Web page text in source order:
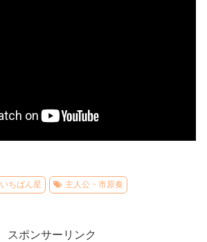
いちばん星
主人公・市原奏
スポンサーリンク